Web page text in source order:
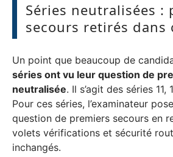
Séries neutralisées :
secours retirés dans
Un point que beaucoup de
séries ont vu leur question de
neutralisée. Il s’agit des séries 11,
Pour ces séries, l’examinateur
question de premiers secours en
volets vérifications et sécurité
inchangés.